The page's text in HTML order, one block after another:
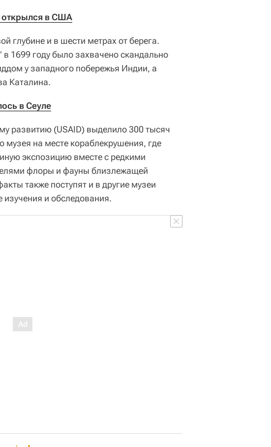
открылся в США
глубине и в шести метрах от берега.
в 1699 году было захвачено скандально
у западного побережья Индии, а
Каталина.
в Сеуле
развитию (USAID) выделило 300 тысяч
музея на месте кораблекрушения, где
экспозицию вместе с редкими
флоры и фауны близлежащей
также поступят и в другие музеи
и обследования.